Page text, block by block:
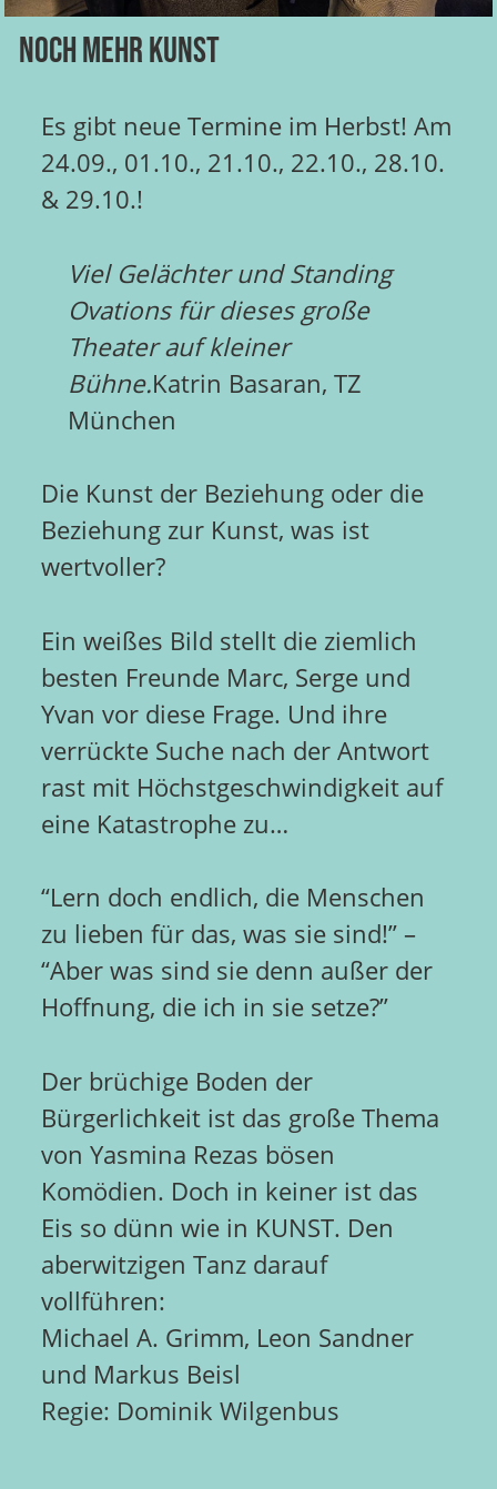
Noch mehr KUNST
Es gibt neue Termine im Herbst! Am
24.09., 01.10., 21.10., 22.10., 28.10.
& 29.10.!
Viel Gelächter und Standing
Ovations für dieses große
Theater auf kleiner
Bühne.Katrin Basaran, TZ
München
Die Kunst der Beziehung oder die
Beziehung zur Kunst, was ist
wertvoller?
Ein weißes Bild stellt die ziemlich
besten Freunde Marc, Serge und
Yvan vor diese Frage. Und ihre
verrückte Suche nach der Antwort
rast mit Höchstgeschwindigkeit auf
eine Katastrophe zu…
“Lern doch endlich, die Menschen
zu lieben für das, was sie sind!” –
“Aber was sind sie denn außer der
Hoffnung, die ich in sie setze?”
Der brüchige Boden der
Bürgerlichkeit ist das große Thema
von Yasmina Rezas bösen
Komödien. Doch in keiner ist das
Eis so dünn wie in KUNST. Den
aberwitzigen Tanz darauf
vollführen:
Michael A. Grimm, Leon Sandner
und Markus Beisl
Regie: Dominik Wilgenbus